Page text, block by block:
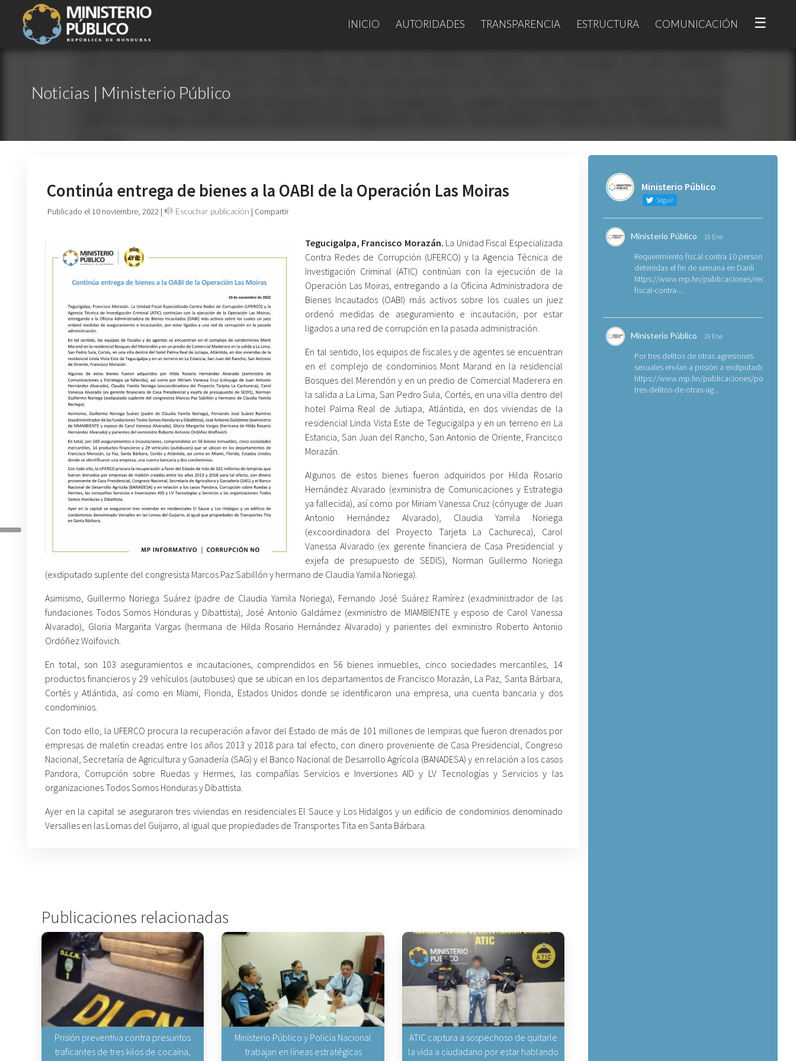
INICIO AUTORIDADES TRANSPARENCIA ESTRUCTURA COMUNICACIÓN ☰
Noticias | Ministerio Público
Continúa entrega de bienes a la OABI de la Operación Las Moiras
Publicado el 10 noviembre, 2022 | Escuchar publicación | Compartir
Tegucigalpa, Francisco Morazán. La Unidad Fiscal Especializada
Contra Redes de Corrupción (UFERCO) y la Agencia Técnica de
Investigación Criminal (ATIC) continúan con la ejecución de la
Operación Las Moiras, entregando a la Oficina Administradora de
Bienes Incautados (OABI) más activos sobre los cuales un juez
ordenó medidas de aseguramiento e incautación, por estar
ligados a una red de corrupción en la pasada administración.
En tal sentido, los equipos de fiscales y de agentes se encuentran
en el complejo de condominios Mont Marand en la residencial
Bosques del Merendón y en un predio de Comercial Maderera en
la salida a La Lima, San Pedro Sula, Cortés, en una villa dentro del
hotel Palma Real de Jutiapa, Atlántida, en dos viviendas de la
residencial Linda Vista Este de Tegucigalpa y en un terreno en La
Estancia, San Juan del Rancho, San Antonio de Oriente, Francisco
Morazán.
Algunos de estos bienes fueron adquiridos por Hilda Rosario
Hernández Alvarado (exministra de Comunicaciones y Estrategia
ya fallecida), así como por Miriam Vanessa Cruz (cónyuge de Juan
Antonio Hernández Alvarado), Claudia Yamila Noriega
(excoordinadora del Proyecto Tarjeta La Cachureca), Carol
Vanessa Alvarado (ex gerente financiera de Casa Presidencial y
exjefa de presupuesto de SEDIS), Norman Guillermo Noriega
(exdiputado suplente del congresista Marcos Paz Sabillón y hermano de Claudia Yamila Noriega).
Asimismo, Guillermo Noriega Suárez (padre de Claudia Yamila Noriega), Fernando José Suárez Ramírez (exadministrador de las
fundaciones Todos Somos Honduras y Dibattista), José Antonio Galdámez (exministro de MIAMBIENTE y esposo de Carol Vanessa
Alvarado), Gloria Margarita Vargas (hermana de Hilda Rosario Hernández Alvarado) y parientes del exministro Roberto Antonio
Ordóñez Wolfovich.
En total, son 103 aseguramientos e incautaciones, comprendidos en 56 bienes inmuebles, cinco sociedades mercantiles, 14
productos financieros y 29 vehículos (autobuses) que se ubican en los departamentos de Francisco Morazán, La Paz, Santa Bárbara,
Cortés y Atlántida, así como en Miami, Florida, Estados Unidos donde se identificaron una empresa, una cuenta bancaria y dos
condominios.
Con todo ello, la UFERCO procura la recuperación a favor del Estado de más de 101 millones de lempiras que fueron drenados por
empresas de maletín creadas entre los años 2013 y 2018 para tal efecto, con dinero proveniente de Casa Presidencial, Congreso
Nacional, Secretaría de Agricultura y Ganadería (SAG) y el Banco Nacional de Desarrollo Agrícola (BANADESA) y en relación a los casos
Pandora, Corrupción sobre Ruedas y Hermes, las compañías Servicios e Inversiones AID y LV Tecnologías y Servicios y las
organizaciones Todos Somos Honduras y Dibattista.
Ayer en la capital se aseguraron tres viviendas en residenciales El Sauce y Los Hidalgos y un edificio de condominios denominado
Versalles en las Lomas del Guijarro, al igual que propiedades de Transportes Tita en Santa Bárbara.
Publicaciones relacionadas
Prisión preventiva contra presuntos
traficantes de tres kilos de cocaína,
Ministerio Público y Policía Nacional
trabajan en líneas estratégicas
ATIC captura a sospechoso de quitarle
la vida a ciudadano por estar hablando
Ministerio Público
Seguir
Ministerio Público 19 Ene
Requerimiento fiscal contra 10 personas
detenidas el fin de semana en Danlí
https://www.mp.hn/publicaciones/
fiscal-contra-...
Ministerio Público 19 Ene
Por tres delitos de otras agresiones
sexuales envían a prisión a exdiputado
https://www.mp.hn/publicaciones/por-
tres-delitos-de-otras-ag...